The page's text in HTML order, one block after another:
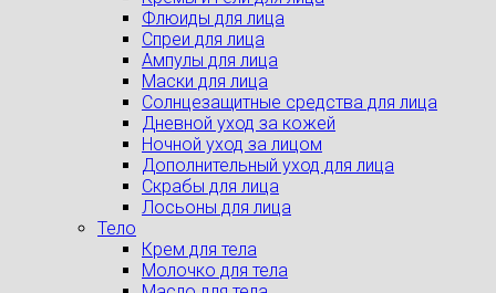
Флюиды для лица
Спреи для лица
Ампулы для лица
Маски для лица
Солнцезащитные средства для лица
Дневной уход за кожей
Ночной уход за лицом
Дополнительный уход для лица
Скрабы для лица
Лосьоны для лица
Тело
Крем для тела
Молочко для тела